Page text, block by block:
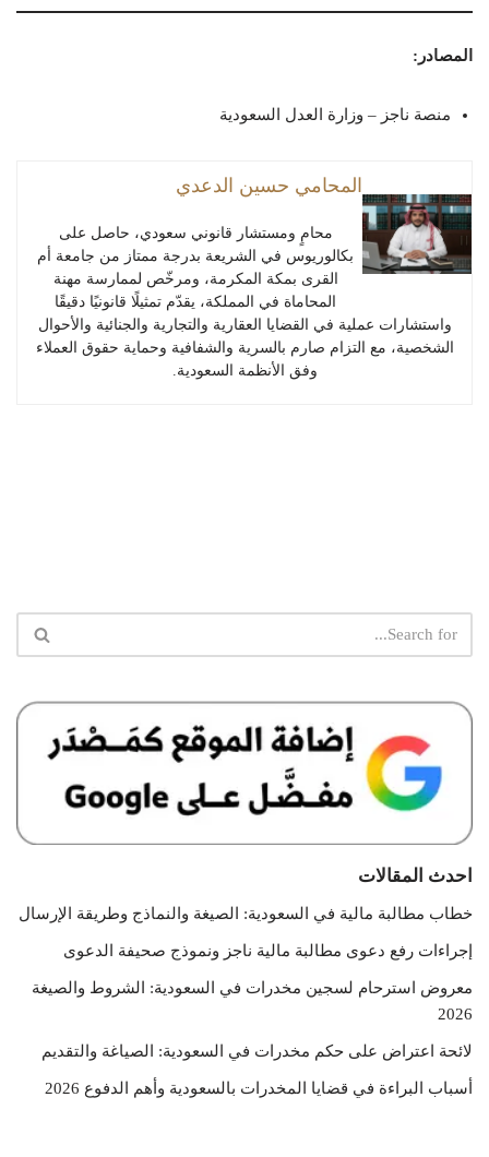
المصادر:
منصة ناجز – وزارة العدل السعودية
المحامي حسين الدعدي
محامٍ ومستشار قانوني سعودي، حاصل على
بكالوريوس في الشريعة بدرجة ممتاز من جامعة أم
القرى بمكة المكرمة، ومرخّص لممارسة مهنة
المحاماة في المملكة، يقدّم تمثيلًا قانونيًا دقيقًا
واستشارات عملية في القضايا العقارية والتجارية والجنائية والأحوال
الشخصية، مع التزام صارم بالسرية والشفافية وحماية حقوق العملاء
وفق الأنظمة السعودية.
احدث المقالات
خطاب مطالبة مالية في السعودية: الصيغة والنماذج وطريقة الإرسال
إجراءات رفع دعوى مطالبة مالية ناجز ونموذج صحيفة الدعوى
معروض استرحام لسجين مخدرات في السعودية: الشروط والصيغة
2026
لائحة اعتراض على حكم مخدرات في السعودية: الصياغة والتقديم
أسباب البراءة في قضايا المخدرات بالسعودية وأهم الدفوع 2026